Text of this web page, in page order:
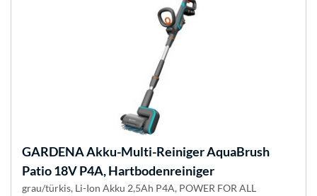
GARDENAAkku-Multi-Reiniger AquaBrush
Patio 18V P4A, Hartbodenreiniger
grau/türkis, Li-Ion Akku 2,5Ah P4A, POWER FOR ALL